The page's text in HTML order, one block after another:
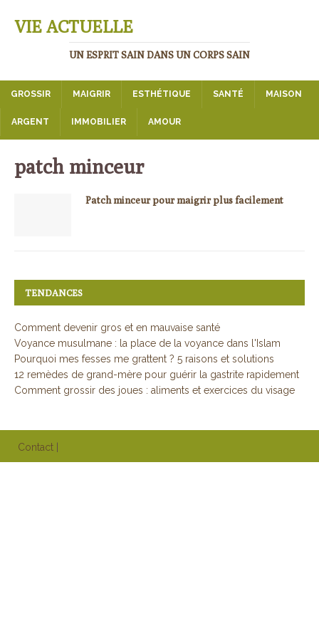
VIE ACTUELLE
UN ESPRIT SAIN DANS UN CORPS SAIN
GROSSIR MAIGRIR ESTHÉTIQUE SANTÉ MAISON
ARGENT IMMOBILIER AMOUR
patch minceur
Patch minceur pour maigrir plus facilement
TENDANCES
Comment devenir gros et en mauvaise santé
Voyance musulmane : la place de la voyance dans l'Islam
Pourquoi mes fesses me grattent ? 5 raisons et solutions
12 remèdes de grand-mère pour guérir la gastrite rapidement
Comment grossir des joues : aliments et exercices du visage
Contact